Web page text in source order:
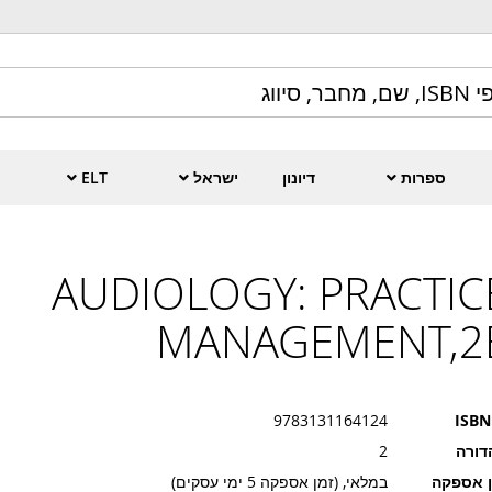
ספרות דיונון ישראל ELT
AUDIOLOGY:
9783131164124
2
אספקה
במלאי, (זמן אספקה 5 ימי עסקים)